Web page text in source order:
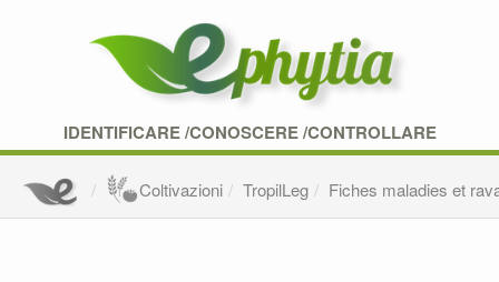
IDENTIFICARE /CONOSCERE /CONTROLLARE
Coltivazioni TropilLeg Fiches maladies et